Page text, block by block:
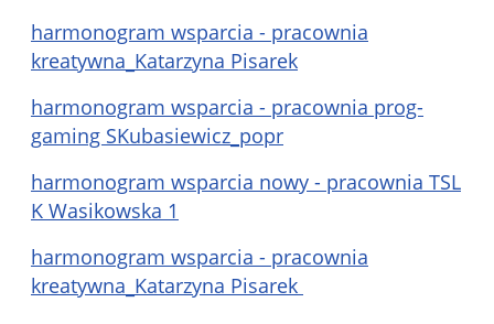
harmonogram wsparcia - pracownia
kreatywna_Katarzyna Pisarek
harmonogram wsparcia - pracownia prog-
gaming SKubasiewicz_popr
harmonogram wsparcia nowy - pracownia TSL
K Wasikowska 1
harmonogram wsparcia - pracownia
kreatywna_Katarzyna Pisarek